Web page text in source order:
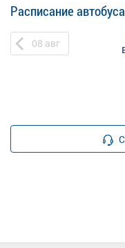
Расписание
08 авг